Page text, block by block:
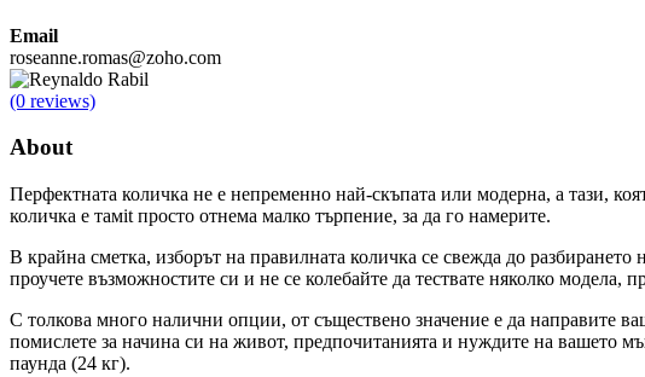
Email
roseanne.romas@zoho.com
(0 reviews)
About
Перфектната количка не е непременно най-скъпата или модерна, а тази,
количка е тамit просто отнема малко търпение, за да го намерите.
В крайна сметка, изборът на правилната количка се свежда до
проучете възможностите си и не се колебайте да тествате няколко модела,
С толкова много налични опции, от съществено значение е да направите
помислете за начина си на живот, предпочитанията и нуждите на вашето
паунда (24 кг).